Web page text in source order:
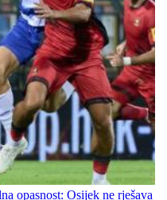
opasnost: Osijek ne rješava